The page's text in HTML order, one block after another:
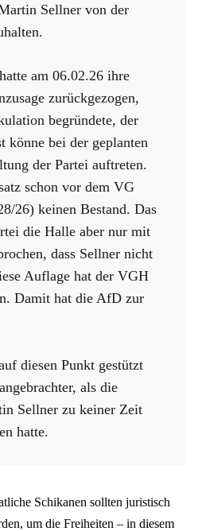
Sellner von der
am 06.02.26 ihre
zurückgezogen,
begründete, der
könne bei der geplanten
der Partei auftreten.
schon vor dem VG
26) keinen Bestand. Das
die Halle aber nur mit
dass Sellner nicht
Auflage hat der VGH
Damit hat die AfD zur
diesen Punkt gestützt
als die
Sellner zu keiner Zeit
hatte.
Schikanen sollten juristisch
um die Freiheiten – in diesem